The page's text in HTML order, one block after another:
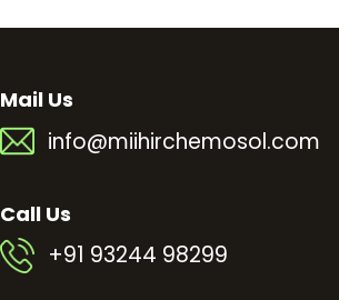
Mail Us
info@miihirchemosol.com
Call Us
+91 93244 98299